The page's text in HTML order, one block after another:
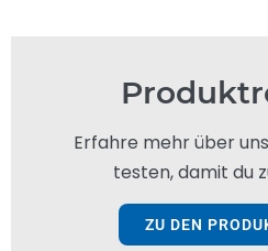
Erfahre mehr über
testen, damit du
ZU DEN